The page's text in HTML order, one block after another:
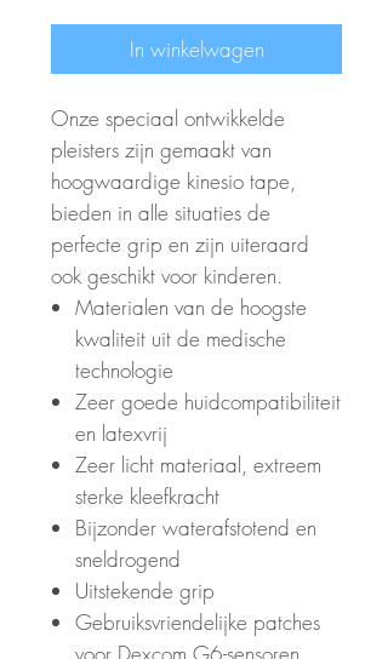
In winkelwagen
Onze speciaal ontwikkelde
pleisters zijn gemaakt van
hoogwaardige kinesio tape,
bieden in alle situaties de
perfecte grip en zijn uiteraard
ook geschikt voor kinderen.
Materialen van de hoogste
kwaliteit uit de medische
technologie
Zeer goede huidcompatibiliteit
en latexvrij
Zeer licht materiaal, extreem
sterke kleefkracht
Bijzonder waterafstotend en
sneldrogend
Uitstekende grip
Gebruiksvriendelijke patches